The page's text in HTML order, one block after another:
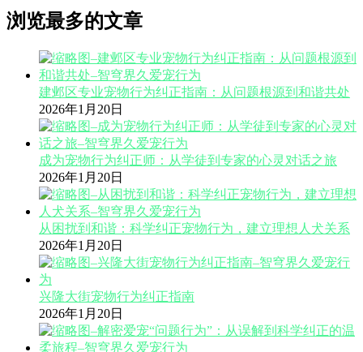
浏览最多的文章
建邺区专业宠物行为纠正指南：从问题根源到和谐共处
2026年1月20日
成为宠物行为纠正师：从学徒到专家的心灵对话之旅
2026年1月20日
从困扰到和谐：科学纠正宠物行为，建立理想人犬关系
2026年1月20日
兴隆大街宠物行为纠正指南
2026年1月20日